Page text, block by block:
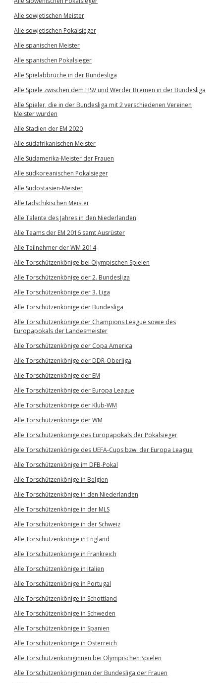
Alle sowjetischen Meister
Alle sowjetischen Pokalsieger
Alle spanischen Meister
Alle spanischen Pokalsieger
Alle Spielabbrüche in der Bundesliga
Alle Spiele zwischen dem HSV und Werder Bremen in der Bundesliga
Alle Spieler, die in der Bundesliga mit 2 verschiedenen Vereinen
Meister wurden
Alle Stadien der EM 2020
Alle südafrikanischen Meister
Alle Südamerika-Meister der Frauen
Alle südkoreanischen Pokalsieger
Alle Südostasien-Meister
Alle tadschikischen Meister
Alle Talente des Jahres in den Niederlanden
Alle Teams der EM 2016 samt Ausrüster
Alle Teilnehmer der WM 2014
Alle Torschützenkönige bei Olympischen Spielen
Alle Torschützenkönige der 2. Bundesliga
Alle Torschützenkönige der 3. Liga
Alle Torschützenkönige der Bundesliga
Alle Torschützenkönige der Champions League sowie des
Europapokals der Landesmeister
Alle Torschützenkönige der Copa America
Alle Torschützenkönige der DDR-Oberliga
Alle Torschützenkönige der EM
Alle Torschützenkönige der Europa League
Alle Torschützenkönige der Klub-WM
Alle Torschützenkönige der WM
Alle Torschützenkönige des Europapokals der Pokalsieger
Alle Torschützenkönige des UEFA-Cups bzw. der Europa League
Alle Torschützenkönige im DFB-Pokal
Alle Torschützenkönige in Belgien
Alle Torschützenkönige in den Niederlanden
Alle Torschützenkönige in der MLS
Alle Torschützenkönige in der Schweiz
Alle Torschützenkönige in England
Alle Torschützenkönige in Frankreich
Alle Torschützenkönige in Italien
Alle Torschützenkönige in Portugal
Alle Torschützenkönige in Schottland
Alle Torschützenkönige in Schweden
Alle Torschützenkönige in Spanien
Alle Torschützenkönige in Österreich
Alle Torschützenköniginnen bei Olympischen Spielen
Alle Torschützenköniginnen der Bundesliga der Frauen